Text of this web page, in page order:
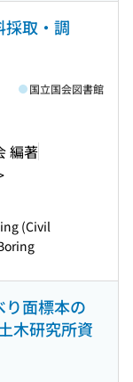
採取・調
編著
国立国会図書館
(Civil
面標本の
木研究所資